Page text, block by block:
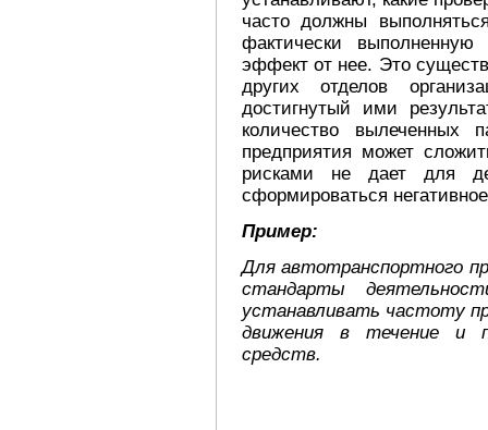
часто должны
фактически
эффект от нее. Это
других отделов
достигнутый ими
количество вылеченных
предприятия может
рисками не дает для
сформироваться
Пример:
Для автотранспортного
стандарты
устанавливать частоту
движения в течение и
средств.